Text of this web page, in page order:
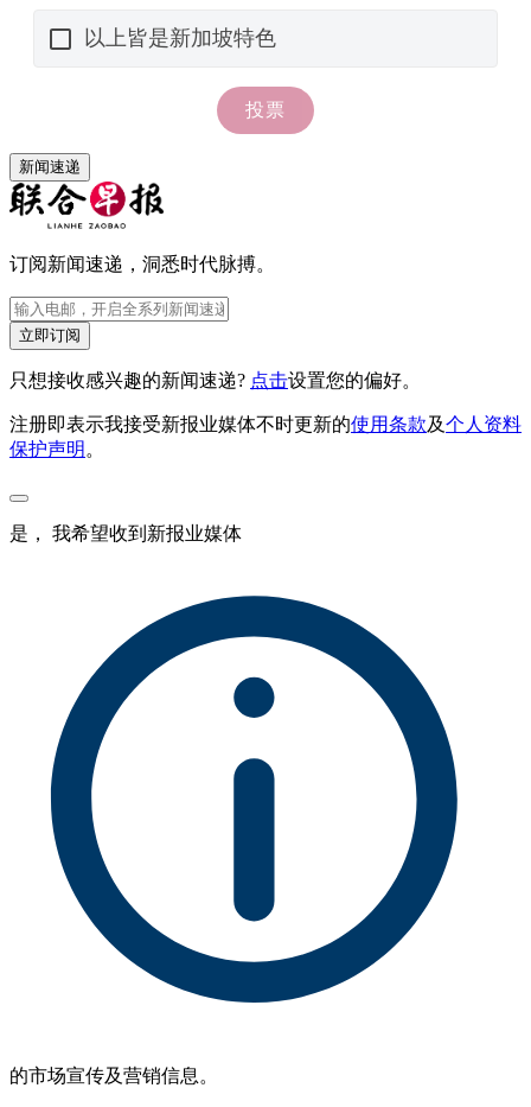
新闻速递
订阅新闻速递，洞悉时代脉搏。
立即订阅
只想接收感兴趣的新闻速递? 点击设置您的偏好。
注册即表示我接受新报业媒体不时更新的使用条款及个人资料
保护声明。
是， 我希望收到新报业媒体
的市场宣传及营销信息。